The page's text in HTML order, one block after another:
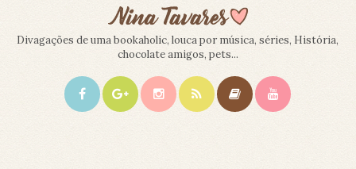
Divagações de uma bookaholic, louca por música, séries, História,
chocolate amigos, pets...